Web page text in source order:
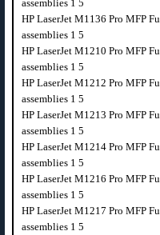
assemblies 1 5
HP LaserJet M1136 Pro MFP
assemblies 1 5
HP LaserJet M1210 Pro MFP
assemblies 1 5
HP LaserJet M1212 Pro MFP
assemblies 1 5
HP LaserJet M1213 Pro MFP
assemblies 1 5
HP LaserJet M1214 Pro MFP
assemblies 1 5
HP LaserJet M1216 Pro MFP
assemblies 1 5
HP LaserJet M1217 Pro MFP
assemblies 1 5